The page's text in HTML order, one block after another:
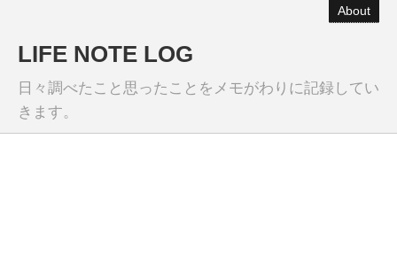
About
LIFE NOTE LOG
日々調べたこと思ったことをメモがわりに記録してい
きます。